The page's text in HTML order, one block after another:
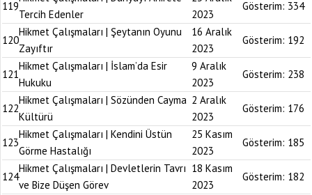
119
Tercih Edenler
2023
Gösterim: 334
120
Hikmet Çalışmaları | Şeytanın Oyunu
Zayıftır
16 Aralık
2023
Gösterim: 192
121
Hikmet Çalışmaları | İslam’da Esir
Hukuku
9 Aralık
2023
Gösterim: 238
122
Hikmet Çalışmaları | Sözünden Cayma
Kültürü
2 Aralık
2023
Gösterim: 176
123
Hikmet Çalışmaları | Kendini Üstün
Görme Hastalığı
25 Kasım
2023
Gösterim: 185
124
Hikmet Çalışmaları | Devletlerin Tavrı
ve Bize Düşen Görev
18 Kasım
2023
Gösterim: 182